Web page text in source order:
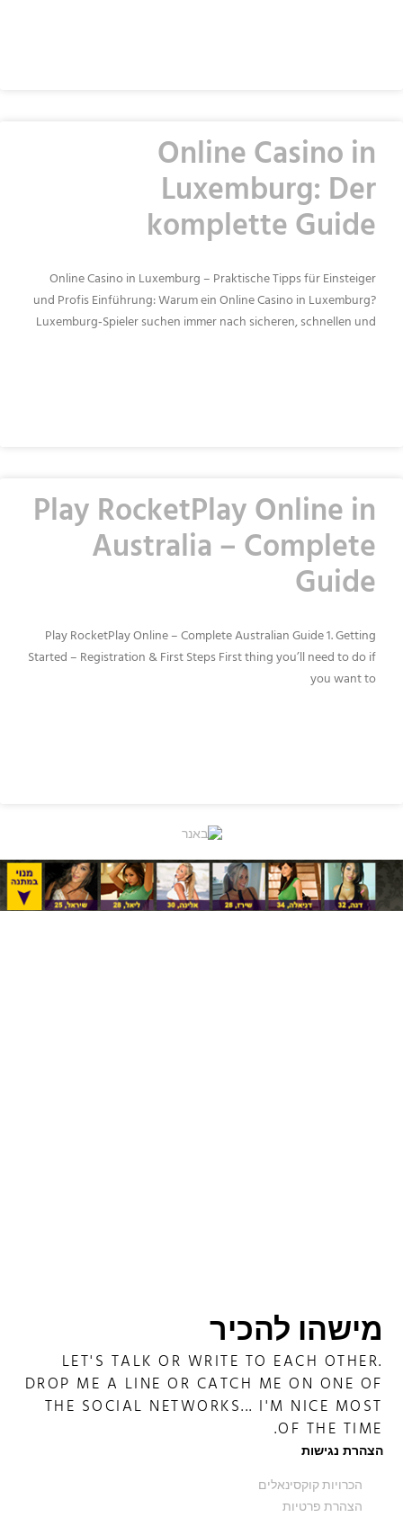
Online Casino in
Luxemburg: Der
komplette Guide
Online Casino in Luxemburg – Praktische Tipps für Einsteiger
und Profis Einführung: Warum ein Online Casino in Luxemburg?
Luxemburg‑Spieler suchen immer nach sicheren, schnellen und
Play RocketPlay Online in
Australia – Complete
Guide
Play RocketPlay Online – Complete Australian Guide 1. Getting
Started – Registration & First Steps First thing you’ll need to do if
you want to
מישהו להכיר
LET'S TALK OR WRITE TO EACH OTHER.
DROP ME A LINE OR CATCH ME ON ONE OF
THE SOCIAL NETWORKS... I'M NICE MOST
OF THE TIME.
הצהרת נגישות
הכרויות קוקסינאלים
הצהרת פרטיות